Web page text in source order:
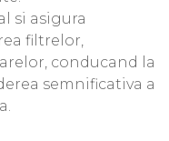
si asigura
filtrelor,
conducand la
semnificativa a